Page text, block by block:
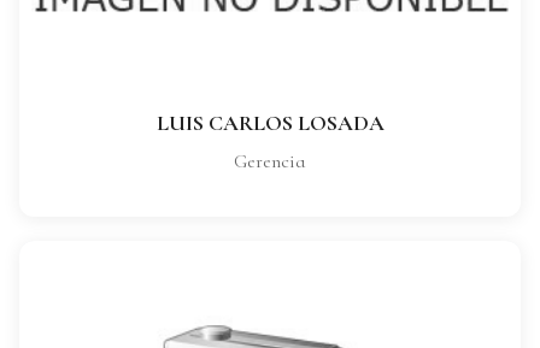
LUIS CARLOS LOSADA
Gerencia